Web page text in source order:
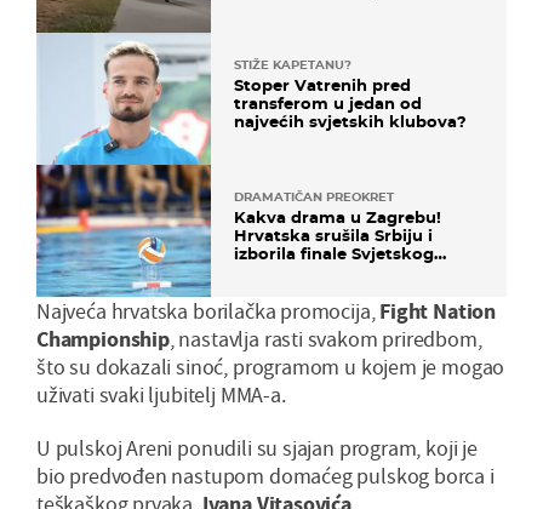
STIŽE KAPETANU?
Stoper Vatrenih pred
transferom u jedan od
najvećih svjetskih klubova?
DRAMATIČAN PREOKRET
Kakva drama u Zagrebu!
Hrvatska srušila Srbiju i
izborila finale Svjetskog
Najveća hrvatska borilačka promocija,Fight Nation
Championship, nastavlja rasti svakom priredbom,
što su dokazali sinoć, programom u kojem je mogao
uživati svaki ljubitelj MMA-a.
U pulskoj Areni ponudili su sjajan program, koji je
bio predvođen nastupom domaćeg pulskog borca i